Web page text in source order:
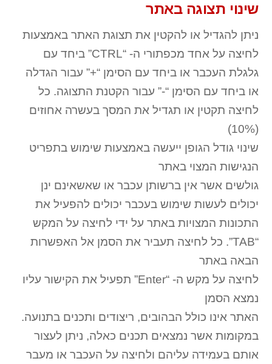
שינוי תצוגה באתר
ניתן להגדיל או להקטין את תצוגת האתר באמצעות
לחיצה על אחד מכפתורי ה- “CTRL” ביחד עם
גלגלת העכבר או ביחד עם הסימן “+” עבור הגדלה
או ביחד עם הסימן “-” עבור הקטנת התצוגה. כל
לחיצה תקטין או תגדיל את המסך בעשרה אחוזים
(10%)
שינוי גודל הגופן ייעשה באמצעות שימוש בתפריט
הנגישות המצוי באתר
גולשים אשר אין ברשותן עכבר או שאשאינם ינן
יכולים לעשות שימוש בעכבר יכולים להפעיל את
התכונות המצויות באתר על ידי לחיצה על המקש
“TAB”. כל לחיצה תעביר את הסמן אל האפשרות
הבאה באתר
לחיצה על מקש ה- “Enter” תפעיל את הקישור עליו
נמצא הסמן
האתר אינו כולל הבהובים, ריצודים ותכנים בתנועה.
במקומות אשר נמצאים תכנים כאלה, ניתן לעצור
אותם בעמידה עליהם ולחיצה על העכבר או מעבר